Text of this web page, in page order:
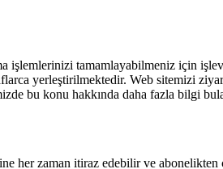
işlemlerinizi tamamlayabilmeniz için
yerleştirilmektedir. Web sitemizi
bu konu hakkında daha fazla bilgi
her zaman itiraz edebilir ve